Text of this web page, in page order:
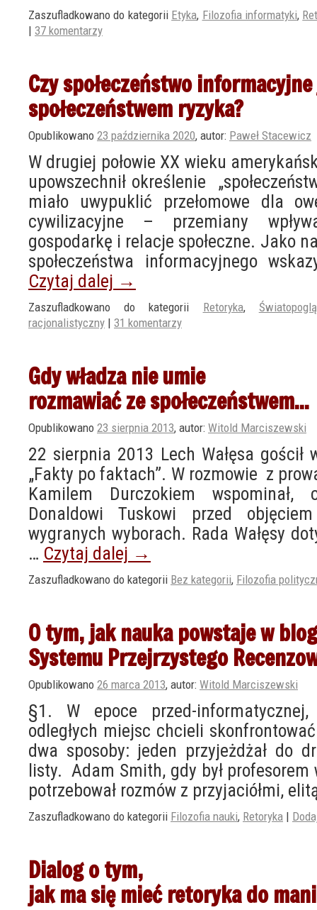
Zaszufladkowano do kategorii Etyka, Filozofia informatyki,
| 37 komentarzy
Czy społeczeństwo
społeczeństwem ryzyka?
Opublikowano 23 października 2020, autor: Paweł Stacewicz
W drugiej połowie XX wieku
upowszechnił określenie
miało uwypuklić przełomowe dla
cywilizacyjne – przemiany
gospodarkę i relacje społeczne. Jako
społeczeństwa informacyjnego
Czytaj dalej →
Zaszufladkowano do kategorii Retoryka,
racjonalistyczny | 31 komentarzy
Gdy władza nie umie
rozmawiać ze społeczeństwem…
Opublikowano 23 sierpnia 2013, autor: Witold Marciszewski
22 sierpnia 2013 Lech Wałęsa gościł
„Fakty po faktach”. W rozmowie z
Kamilem Durczokiem wspominał,
Donaldowi Tuskowi przed
wygranych wyborach. Rada Wałęsy
… Czytaj dalej →
Zaszufladkowano do kategorii Bez kategorii, Filozofia
O tym, jak nauka powstaje w
Systemu Przejrzystego
Opublikowano 26 marca 2013, autor: Witold Marciszewski
§1. W epoce przed-
odległych miejsc chcieli
dwa sposoby: jeden przyjeżdżał do
listy. Adam Smith, gdy był
potrzebował rozmów z przyjaciółmi,
Zaszufladkowano do kategorii Filozofia nauki, Retoryka |
Dialog o tym,
jak ma się mieć retoryka do